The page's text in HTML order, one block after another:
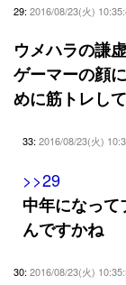
29: 2016/08/23(火)
ウメハラの謙
ゲーマーの顔
めに筋トレし
33: 2016/08/23(火)
>>29
中年になっ
んですかね
30: 2016/08/23(火)